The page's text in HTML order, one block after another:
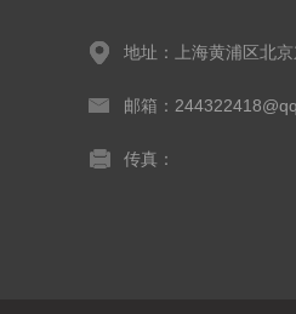
地址：上海黄浦区北
邮箱：
传真：